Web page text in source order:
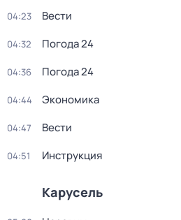
04:23 Вести
04:32 Погода 24
04:36 Погода 24
04:44 Экономика
04:47 Вести
04:51 Инструкция
Карусель